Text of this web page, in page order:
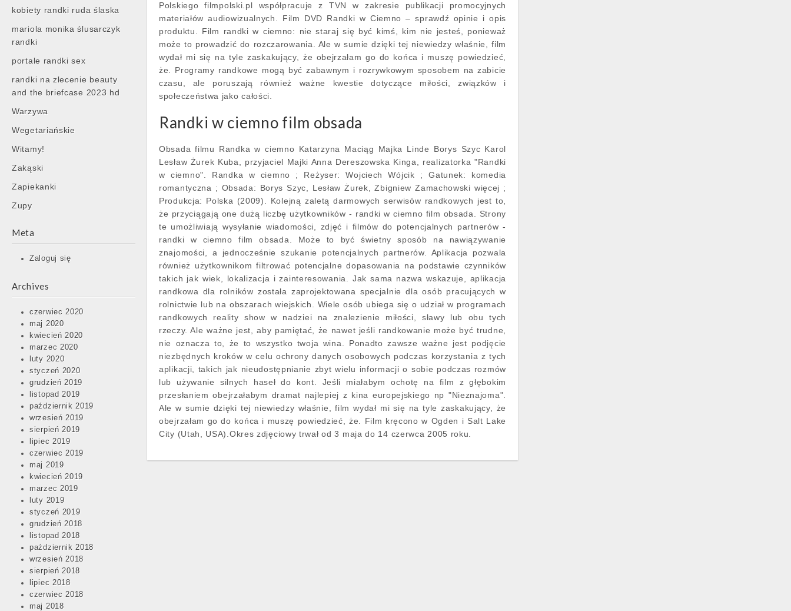
kobiety randki ruda ślaska
mariola monika ślusarczyk
randki
portale randki sex
randki na zlecenie beauty
and the briefcase 2023 hd
Warzywa
Wegetariańskie
Witamy!
Zakąski
Zapiekanki
Zupy
Meta
Zaloguj się
Archives
czerwiec 2020
maj 2020
kwiecień 2020
marzec 2020
luty 2020
styczeń 2020
grudzień 2019
listopad 2019
październik 2019
wrzesień 2019
sierpień 2019
lipiec 2019
czerwiec 2019
maj 2019
kwiecień 2019
marzec 2019
luty 2019
styczeń 2019
grudzień 2018
listopad 2018
październik 2018
wrzesień 2018
sierpień 2018
lipiec 2018
czerwiec 2018
maj 2018
Polskiego filmpolski.pl współpracuje z TVN w zakresie publikacji promocyjnych
materiałów audiowizualnych. Film DVD Randki w Ciemno – sprawdź opinie i opis
produktu. Film randki w ciemno: nie staraj się być kimś, kim nie jesteś, ponieważ
może to prowadzić do rozczarowania. Ale w sumie dzięki tej niewiedzy właśnie, film
wydał mi się na tyle zaskakujący, że obejrzałam go do końca i muszę powiedzieć,
że. Programy randkowe mogą być zabawnym i rozrywkowym sposobem na zabicie
czasu, ale poruszają również ważne kwestie dotyczące miłości, związków i
społeczeństwa jako całości.
Randki w ciemno film obsada
Obsada filmu Randka w ciemno Katarzyna Maciąg Majka Linde Borys Szyc Karol
Lesław Żurek Kuba, przyjaciel Majki Anna Dereszowska Kinga, realizatorka "Randki
w ciemno". Randka w ciemno ; Reżyser: Wojciech Wójcik ; Gatunek: komedia
romantyczna ; Obsada: Borys Szyc, Lesław Żurek, Zbigniew Zamachowski więcej ;
Produkcja: Polska (2009). Kolejną zaletą darmowych serwisów randkowych jest to,
że przyciągają one dużą liczbę użytkowników - randki w ciemno film obsada. Strony
te umożliwiają wysyłanie wiadomości, zdjęć i filmów do potencjalnych partnerów -
randki w ciemno film obsada. Może to być świetny sposób na nawiązywanie
znajomości, a jednocześnie szukanie potencjalnych partnerów. Aplikacja pozwala
również użytkownikom filtrować potencjalne dopasowania na podstawie czynników
takich jak wiek, lokalizacja i zainteresowania. Jak sama nazwa wskazuje, aplikacja
randkowa dla rolników została zaprojektowana specjalnie dla osób pracujących w
rolnictwie lub na obszarach wiejskich. Wiele osób ubiega się o udział w programach
randkowych reality show w nadziei na znalezienie miłości, sławy lub obu tych
rzeczy. Ale ważne jest, aby pamiętać, że nawet jeśli randkowanie może być trudne,
nie oznacza to, że to wszystko twoja wina. Ponadto zawsze ważne jest podjęcie
niezbędnych kroków w celu ochrony danych osobowych podczas korzystania z tych
aplikacji, takich jak nieudostępnianie zbyt wielu informacji o sobie podczas rozmów
lub używanie silnych haseł do kont. Jeśli miałabym ochotę na film z głębokim
przesłaniem obejrzałabym dramat najlepiej z kina europejskiego np "Nieznajoma".
Ale w sumie dzięki tej niewiedzy właśnie, film wydał mi się na tyle zaskakujący, że
obejrzałam go do końca i muszę powiedzieć, że. Film kręcono w Ogden i Salt Lake
City (Utah, USA).Okres zdjęciowy trwał od 3 maja do 14 czerwca 2005 roku.